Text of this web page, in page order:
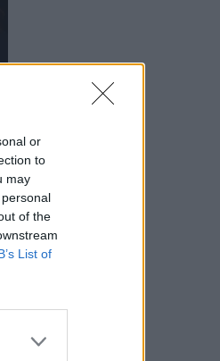
or
to
may
of the
List of